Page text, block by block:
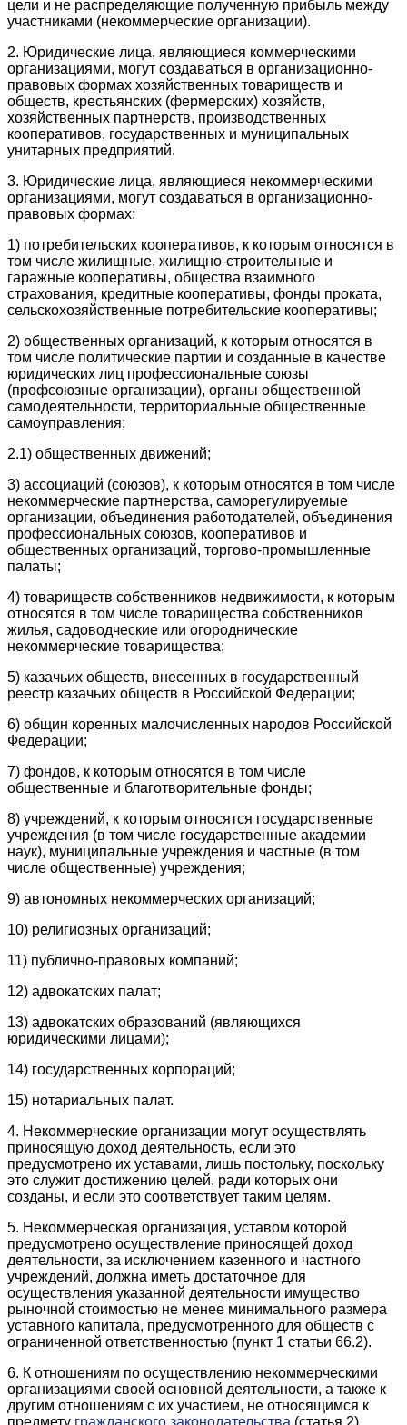
цели и не распределяющие полученную прибыль между
участниками (некоммерческие организации).
2. Юридические лица, являющиеся коммерческими
организациями, могут создаваться в организационно-
правовых формах хозяйственных товариществ и
обществ, крестьянских (фермерских) хозяйств,
хозяйственных партнерств, производственных
кооперативов, государственных и муниципальных
унитарных предприятий.
3. Юридические лица, являющиеся некоммерческими
организациями, могут создаваться в организационно-
правовых формах:
1) потребительских кооперативов, к которым относятся в
том числе жилищные, жилищно-строительные и
гаражные кооперативы, общества взаимного
страхования, кредитные кооперативы, фонды проката,
сельскохозяйственные потребительские кооперативы;
2) общественных организаций, к которым относятся в
том числе политические партии и созданные в качестве
юридических лиц профессиональные союзы
(профсоюзные организации), органы общественной
самодеятельности, территориальные общественные
самоуправления;
2.1) общественных движений;
3) ассоциаций (союзов), к которым относятся в том числе
некоммерческие партнерства, саморегулируемые
организации, объединения работодателей, объединения
профессиональных союзов, кооперативов и
общественных организаций, торгово-промышленные
палаты;
4) товариществ собственников недвижимости, к которым
относятся в том числе товарищества собственников
жилья, садоводческие или огороднические
некоммерческие товарищества;
5) казачьих обществ, внесенных в государственный
реестр казачьих обществ в Российской Федерации;
6) общин коренных малочисленных народов Российской
Федерации;
7) фондов, к которым относятся в том числе
общественные и благотворительные фонды;
8) учреждений, к которым относятся государственные
учреждения (в том числе государственные академии
наук), муниципальные учреждения и частные (в том
числе общественные) учреждения;
9) автономных некоммерческих организаций;
10) религиозных организаций;
11) публично-правовых компаний;
12) адвокатских палат;
13) адвокатских образований (являющихся
юридическими лицами);
14) государственных корпораций;
15) нотариальных палат.
4. Некоммерческие организации могут осуществлять
приносящую доход деятельность, если это
предусмотрено их уставами, лишь постольку, поскольку
это служит достижению целей, ради которых они
созданы, и если это соответствует таким целям.
5. Некоммерческая организация, уставом которой
предусмотрено осуществление приносящей доход
деятельности, за исключением казенного и частного
учреждений, должна иметь достаточное для
осуществления указанной деятельности имущество
рыночной стоимостью не менее минимального размера
уставного капитала, предусмотренного для обществ с
ограниченной ответственностью (пункт 1 статьи 66.2).
6. К отношениям по осуществлению некоммерческими
организациями своей основной деятельности, а также к
другим отношениям с их участием, не относящимся к
предмету гражданского законодательства (статья 2),